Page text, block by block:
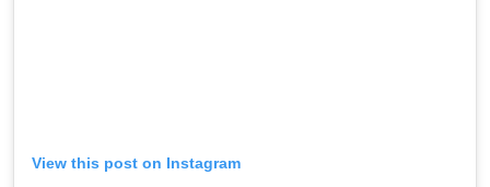
View this post on Instagram